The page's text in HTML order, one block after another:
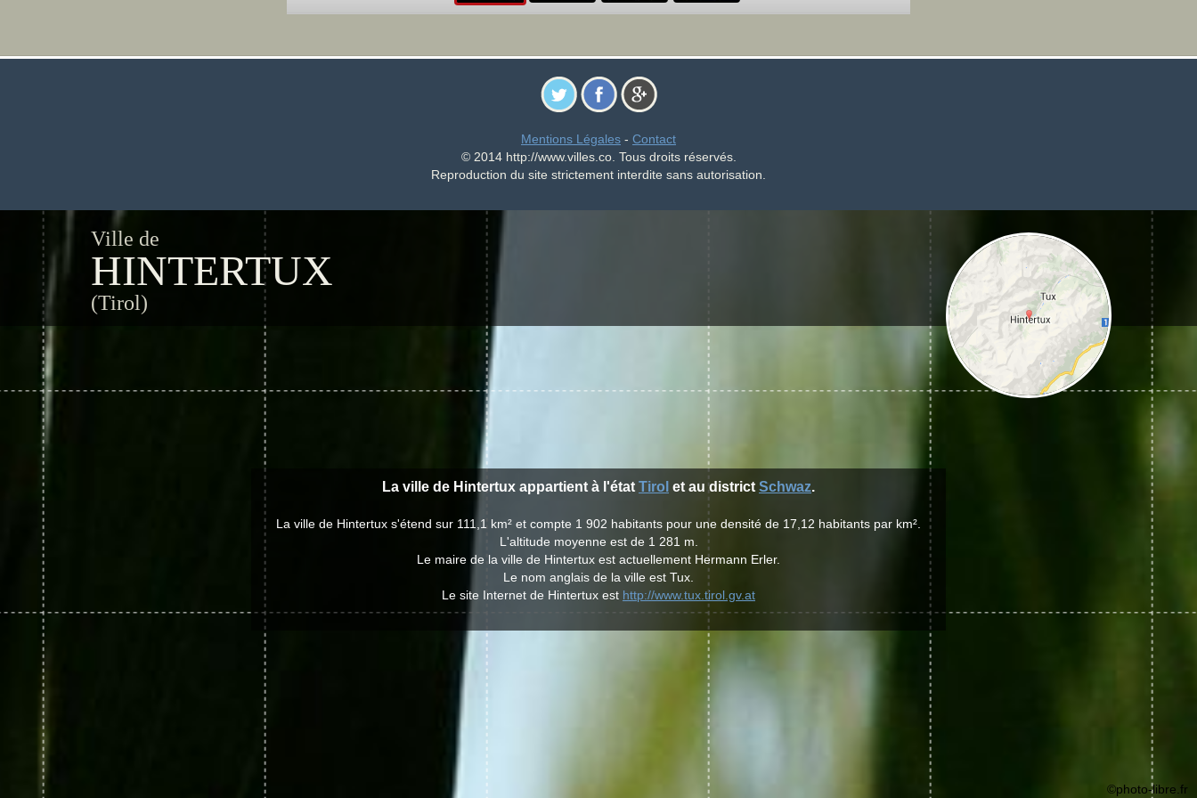
Mentions Légales - Contact
© 2014 http://www.villes.co. Tous droits réservés.
Reproduction du site strictement interdite sans autorisation.
Ville de
HINTERTUX
(Tirol)
La ville de Hintertux appartient à l'état Tirol et au district Schwaz.
La ville de Hintertux s'étend sur 111,1 km² et compte 1 902 habitants pour une densité de 17,12 habitants par km².
L'altitude moyenne est de 1 281 m.
Le maire de la ville de Hintertux est actuellement Hermann Erler.
Le nom anglais de la ville est Tux.
Le site Internet de Hintertux est http://www.tux.tirol.gv.at
©photo-libre.fr